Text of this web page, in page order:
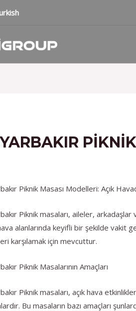
Piknik Masası Modelleri: Açık
Piknik masaları, aileler,
alanlarında keyifli bir şekilde vakit
karşılamak için mevcuttur.
Piknik Masalarının Amaçları
Piknik masaları, açık hava
Bu masaların bazı amaçları